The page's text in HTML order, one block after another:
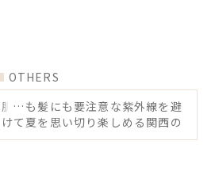
OTHERS
肌にも髪にも要注意な紫外線を避
けて夏を思い切り楽しめる関西の
スポットへ